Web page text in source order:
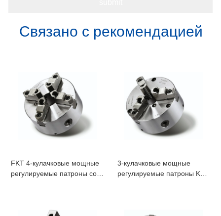
Связано с рекомендацией
FKT 4-кулачковые мощные
регулируемые патроны со
3-кулачковые мощные
регулируемые патроны KT